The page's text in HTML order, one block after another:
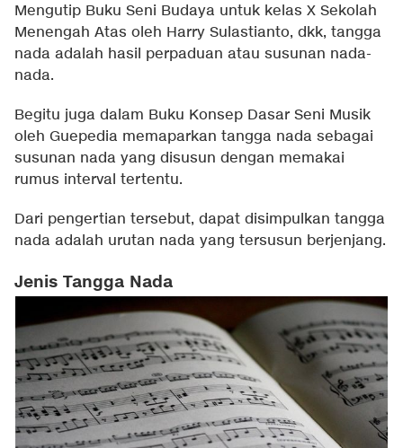
Mengutip Buku Seni Budaya untuk kelas X Sekolah
Menengah Atas oleh Harry Sulastianto, dkk, tangga
nada adalah hasil perpaduan atau susunan nada-
nada.
Begitu juga dalam Buku Konsep Dasar Seni Musik
oleh Guepedia memaparkan tangga nada sebagai
susunan nada yang disusun dengan memakai
rumus interval tertentu.
Dari pengertian tersebut, dapat disimpulkan tangga
nada adalah urutan nada yang tersusun berjenjang.
Jenis Tangga Nada